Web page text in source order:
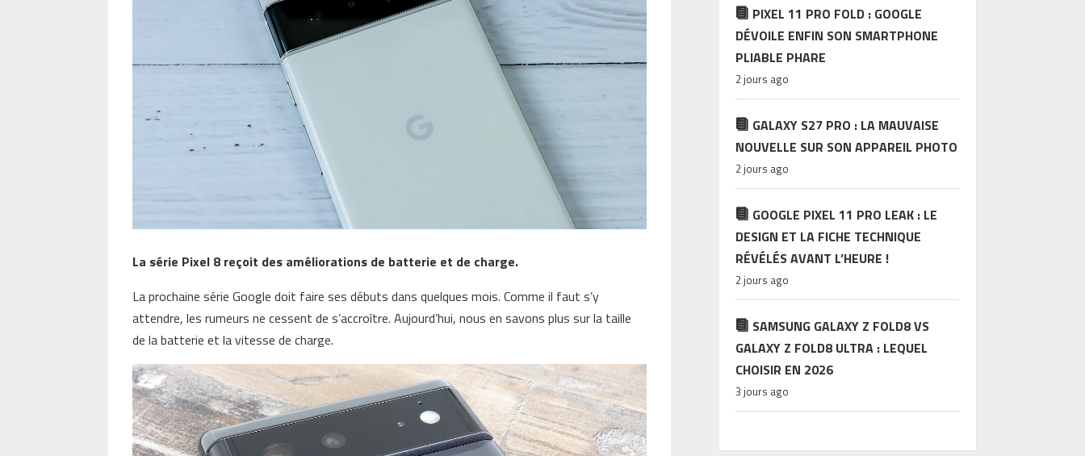
La série Pixel 8 reçoit des améliorations de batterie et de charge.
La prochaine série Google doit faire ses débuts dans quelques mois. Comme il faut s’y
attendre, les rumeurs ne cessent de s’accroître. Aujourd’hui, nous en savons plus sur la taille
de la batterie et la vitesse de charge.
PIXEL 11 PRO FOLD : GOOGLE
DÉVOILE ENFIN SON SMARTPHONE
PLIABLE PHARE
2 jours ago
GALAXY S27 PRO : LA MAUVAISE
NOUVELLE SUR SON APPAREIL PHOTO
2 jours ago
GOOGLE PIXEL 11 PRO LEAK : LE
DESIGN ET LA FICHE TECHNIQUE
RÉVÉLÉS AVANT L’HEURE !
2 jours ago
SAMSUNG GALAXY Z FOLD8 VS
GALAXY Z FOLD8 ULTRA : LEQUEL
CHOISIR EN 2026
3 jours ago